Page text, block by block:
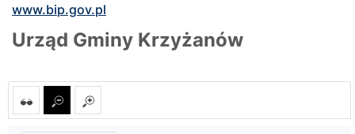
www.bip.gov.pl
Urząd Gminy Krzyżanów